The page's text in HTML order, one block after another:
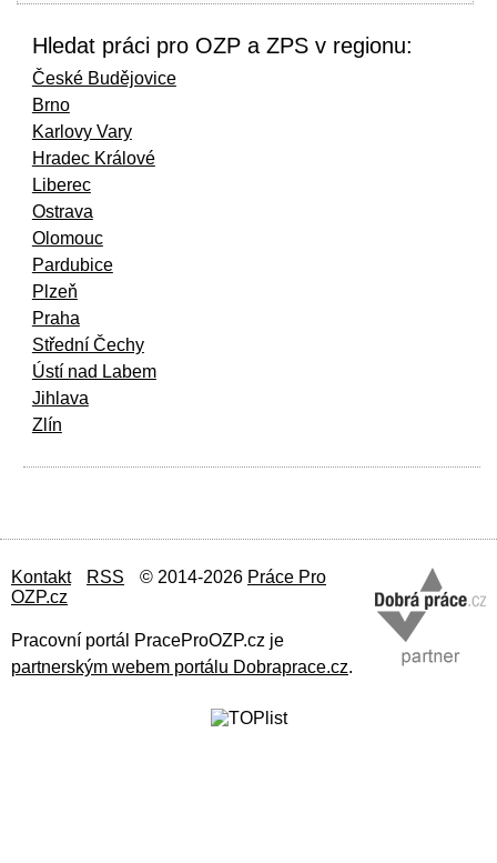
Hledat práci pro OZP a ZPS v regionu:
České Budějovice
Brno
Karlovy Vary
Hradec Králové
Liberec
Ostrava
Olomouc
Pardubice
Plzeň
Praha
Střední Čechy
Ústí nad Labem
Jihlava
Zlín
Kontakt RSS © 2014-2026 Práce Pro
OZP.cz
Pracovní portál PraceProOZP.cz je
partnerským webem portálu Dobraprace.cz.